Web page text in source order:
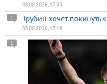
08.08.2026, 17:43
Трубин хочет покинуть
1
08.08.2026, 17:19
1